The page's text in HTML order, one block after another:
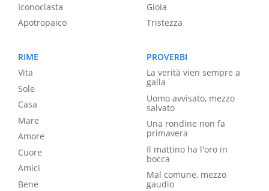
Iconoclasta
Apotropaico
Gioia
Tristezza
RIME
Vita
Sole
Casa
Mare
Amore
Cuore
Amici
Bene
PROVERBI
La verità vien sempre a
galla
Uomo avvisato, mezzo
salvato
Una rondine non fa
primavera
Il mattino ha l'oro in
bocca
Mal comune, mezzo
gaudio